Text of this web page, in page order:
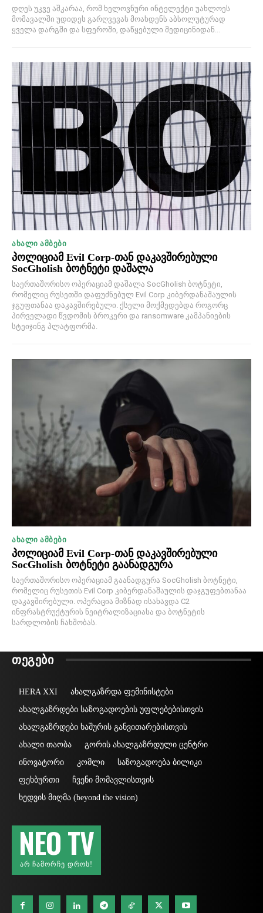
დღეს უკვე აშკარაა, რომ ხელოვნური ინტელექტი უახლოეს
მომავალში უდიდეს გარღვევას მოახდენს აბსოლუტურად
ყველა დარგში და სფეროში, დაწყებული მედიცინიდან...
ᲐᲮᲐᲚᲘ ᲐᲛᲑᲔᲑᲘ
პოლიციამ Evil Corp-თან დაკავშირებული
SocGholish ბოტნეტი დაშალა
საერთაშორისო ოპერაციამ დაშალა SocGholish ბოტნეტი,
რომელიც რუსეთში დაფუძნებულ Evil Corp კიბერდანაშაულის
ჯგუფთანაა დაკავშირებული. ქსელი მოქმედებდა როგორც
პირველადი წვდომის ბროკერი და ransomware კამპანიების
სტეიჯინგ პლატფორმა.
ᲐᲮᲐᲚᲘ ᲐᲛᲑᲔᲑᲘ
პოლიციამ Evil Corp-თან დაკავშირებული
SocGholish ბოტნეტი გაანადგურა
საერთაშორისო ოპერაციამ გაანადგურა SocGholish ბოტნეტი,
რომელიც რუსეთის Evil Corp კიბერდანაშაულის დაჯგუფებთანაა
დაკავშირებული. ოპერაცია მიზნად ისახავდა C2
ინფრასტრუქტურის ნეიტრალიზაციასა და ბოტნეტის
სარდლობის ჩახშობას.
ᲗᲔᲒᲔᲑᲘ
HERA XXI
ახალგაზრდა ფემინისტები
ახალგაზრდები საზოგადოების უფლებებისთვის
ახალგაზრდები ხაშურის განვითარებისთვის
ახალი თაობა
გორის ახალგაზრდული ცენტრი
ინოვატორი
კომლი
საზოგადოება ბილიკი
ფეხბურთი
ჩვენი მომავლისთვის
ხედვის მიღმა (beyond the vision)
NEO TV
ᲐᲠ ᲩᲐᲛᲝᲠᲩᲔ ᲓᲠᲝᲡ!